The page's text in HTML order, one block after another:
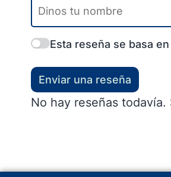
Esta reseña se basa
Enviar una reseña
No hay reseñas